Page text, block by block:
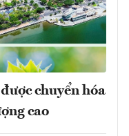
chuyển hóa
cao